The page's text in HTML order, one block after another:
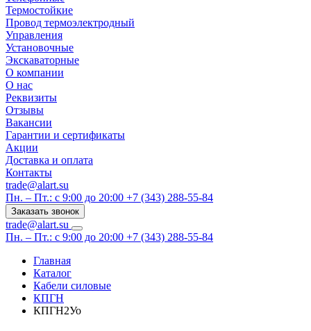
Термостойкие
Провод термоэлектродный
Управления
Установочные
Экскаваторные
О компании
О нас
Реквизиты
Отзывы
Вакансии
Гарантии и сертификаты
Акции
Доставка и оплата
Контакты
trade@alart.su
Пн. – Пт.: с 9:00 до 20:00 +7 (343) 288-55-84
Заказать звонок
trade@alart.su
Пн. – Пт.: с 9:00 до 20:00 +7 (343) 288-55-84
Главная
Каталог
Кабели силовые
КПГН
КПГН2Уо